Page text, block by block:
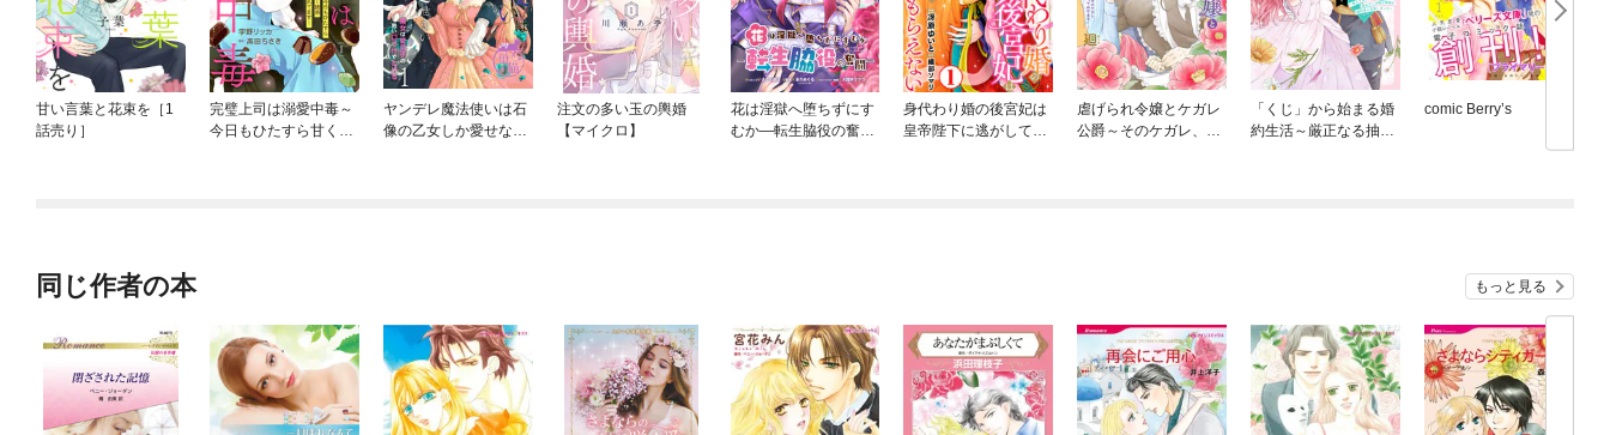
甘い言葉と花束を［1
話売り］
完璧上司は溺愛中毒～
今日もひたすら甘く誘
ヤンデレ魔法使いは石
像の乙女しか愛せない
注文の多い玉の輿婚
【マイクロ】
花は淫獄へ堕ちずにす
むか—転生脇役の奮闘
身代わり婚の後宮妃は
皇帝陛下に逃がしても
虐げられ令嬢とケガレ
公爵～そのケガレ、払
「くじ」から始まる婚
約生活～厳正なる抽選
comic Berry’s
同じ作者の本 もっと見る